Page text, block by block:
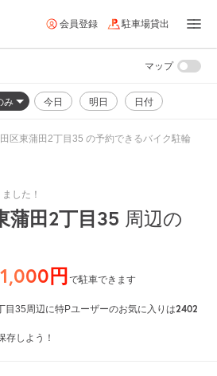
会員登録 駐車場貸出
み 今日 明日 日付
マップ
区東蒲田2丁目35 の予約できるバイク駐輪
した！
蒲田2丁目35 周辺の
1,000円で駐車できます
目35周辺に特Pユーザーのお気に入りは2402
存しよう！